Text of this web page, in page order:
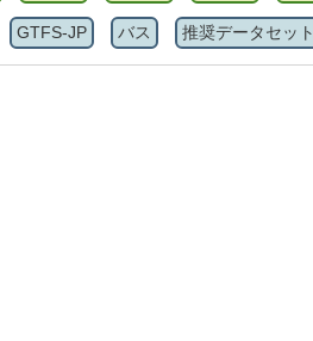
GTFS-JP バス 推奨データセット